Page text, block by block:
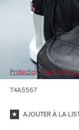
Protection Pour Le
T4A5567
AJOUTER À LA